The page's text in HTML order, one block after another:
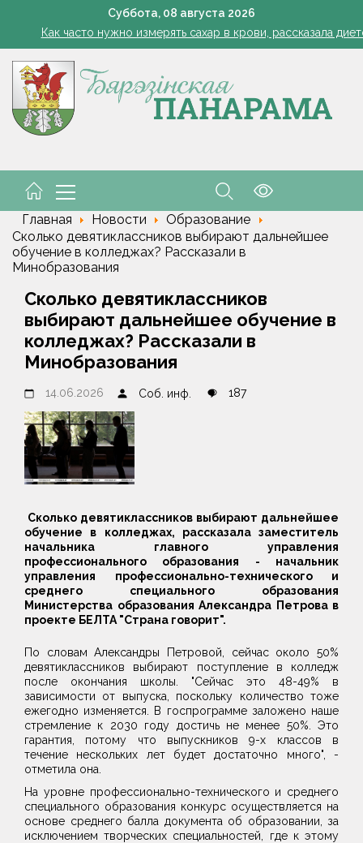
Суббота, 08 августа 2026
в Беларуси в выходные: местами кратковременные дожди,
Как часто нужно измерять сахар в крови, рассказала
В июле свидетельства о рождении получили 12 детей
Одна ночь - и грядки чистые: ловушка для слизней из яичных
в Беларуси в выходные: местами кратковременные дожди,
Главная Новости
Образование
Сколько девятиклассников выбирают дальнейшее
обучение в колледжах? Рассказали в
Минобразования
Сколько девятиклассников
выбирают дальнейшее обучение в
колледжах? Рассказали в
Минобразования
14.06.2026 Соб. инф. 187
Сколько девятиклассников выбирают дальнейшее
обучение в колледжах, рассказала заместитель
начальника главного управления
профессионального образования - начальник
управления профессионально-технического и
среднего специального образования
Министерства образования Александра Петрова в
проекте БЕЛТА "Страна говорит".
По словам Александры Петровой, сейчас около 50%
девятиклассников выбирают поступление в колледж
после окончания школы. "Сейчас это 48-49% в
зависимости от выпуска, поскольку количество тоже
ежегодно изменяется. В госпрограмме заложено наше
стремление к 2030 году достичь не менее 50%. Это
гарантия, потому что выпускников 9-х классов в
течение нескольких лет будет достаточно много", -
отметила она.
На уровне профессионально-технического и среднего
специального образования конкурс осуществляется на
основе среднего балла документа об образовании, за
исключением творческих специальностей, где к этому